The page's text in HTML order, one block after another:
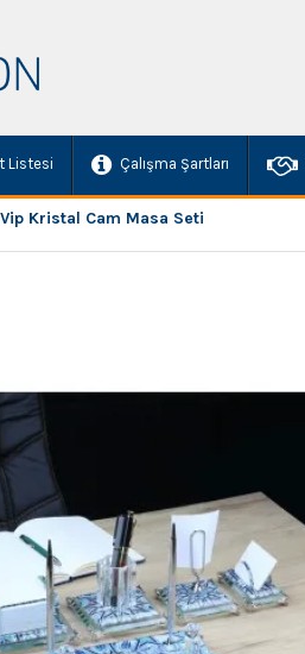
Listesi Çalışma Şartları
Kristal Cam Masa Seti